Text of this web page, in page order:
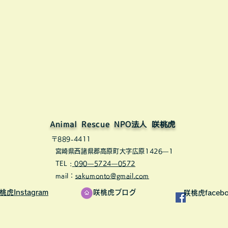
Animal Rescue NPO​法人 咲桃虎
〒889-4411
宮崎県西諸県郡高原町大字広原1426—1
TEL : 090—5724—0572
mail： sakumonto@gmail.com
虎Instagram​​ ​咲桃虎ブログ ​咲桃虎